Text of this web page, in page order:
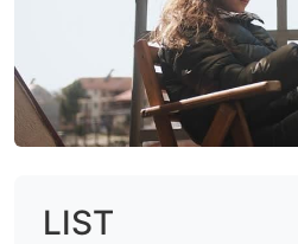
LIST